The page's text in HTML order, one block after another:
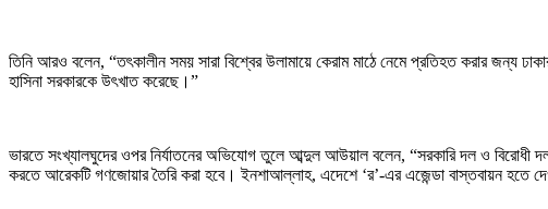
তিনি আরও বলেন, “তৎকালীন সময় সারা বিশ্বের উলামায়ে কেরাম মাঠে নেমে প্রতিহত করার জন্য
হাসিনা সরকারকে উৎখাত করেছে।”
ভারতে সংখ্যালঘুদের ওপর নির্যাতনের অভিযোগ তুলে আব্দুল আউয়াল বলেন, “সরকারি দল ও বিরোধী
করতে আরেকটি গণজোয়ার তৈরি করা হবে। ইনশাআল্লাহ, এদেশে ‘র’-এর এজেন্ডা বাস্তবায়ন হতে